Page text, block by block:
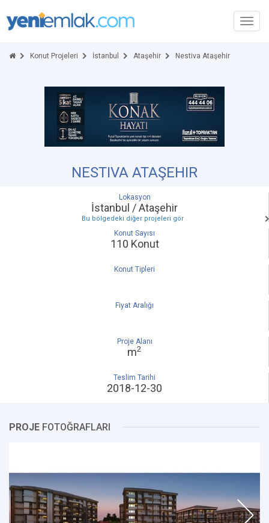
Konut Projeleri İstanbul Ataşehir Nestiva Ataşehir
NESTIVA ATAŞEHIR
Lokasyon
İstanbul / Ataşehir
Bu bölgedeki diğer projeleri gör
Konut Sayısı
110 Konut
Konut Tipleri
Fiyat Aralığı
Proje Alanı
m2
Teslim Tarihi
2018-12-30
PROJE FOTOĞRAFLARI